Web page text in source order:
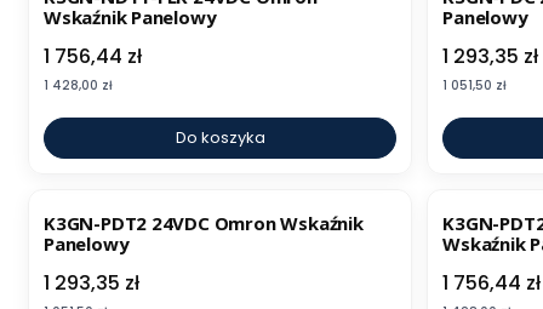
Wskaźnik Panelowy
Cena
1 756,44 zł
Cena
1 428,00 zł
Do koszyka
Panelowy
Cena
1 293,35 zł
Cena
1 051,50 zł
K3GN-PDT2 24VDC Omron Wskaźnik
Panelowy
Cena
1 293,35 zł
K3GN-
Wskaźnik
Cena
1 756,44 zł